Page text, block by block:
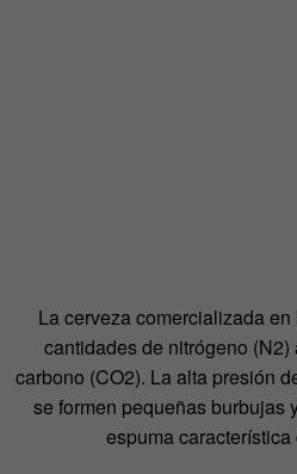
La cerveza comercializada
cantidades de nitrógeno
carbono (CO2). La alta presión
se formen pequeñas burbujas
espuma